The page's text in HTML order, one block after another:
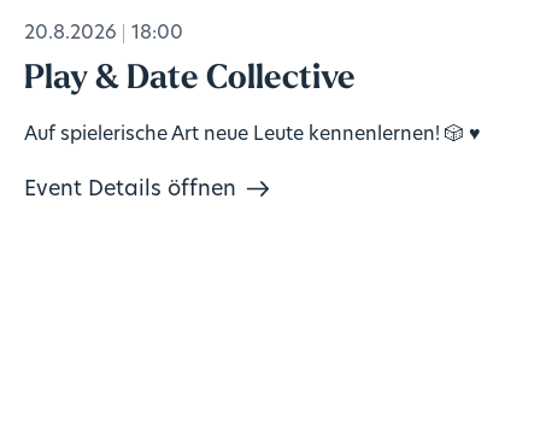
20.8.2026 18:00
Play & Date Collective
Auf spielerische Art neue Leute kennenlernen! 🎲 ♥️
Event Details öffnen